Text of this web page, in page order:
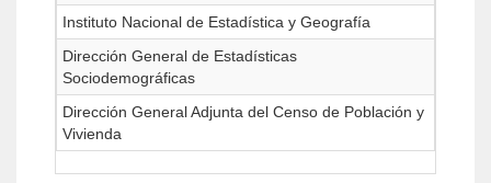
Instituto Nacional de Estadística y Geografía
Dirección General de Estadísticas
Sociodemográficas
Dirección General Adjunta del Censo de Población y
Vivienda